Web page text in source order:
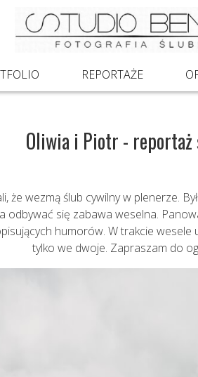
REPORTAŻE
Oliwia i Piotr - reportaż
że wezmą ślub cywilny w plenerze.
odbywać się zabawa weselna.
humorów. W trakcie wesele
tylko we dwoje. Zapraszam do